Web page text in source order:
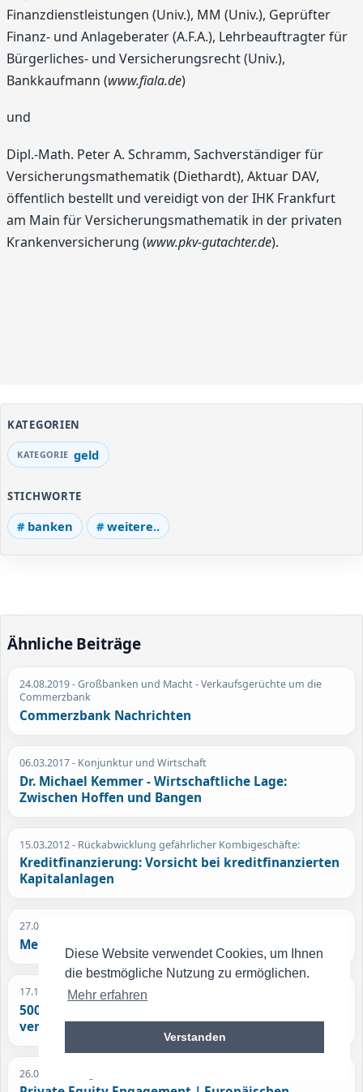
Diese Website verwendet Cookies, um Ihnen
die bestmögliche Nutzung zu ermöglichen.
Mehr erfahren
Verstanden
Finanzdienstleistungen (Univ.), MM (Univ.), Geprüfter
Finanz- und Anlageberater (A.F.A.), Lehrbeauftragter für
Bürgerliches- und Versicherungsrecht (Univ.),
Bankkaufmann (www.fiala.de)
und
Dipl.-Math. Peter A. Schramm, Sachverständiger für
Versicherungsmathematik (Diethardt), Aktuar DAV,
öffentlich bestellt und vereidigt von der IHK Frankfurt
am Main für Versicherungsmathematik in der privaten
Krankenversicherung (www.pkv-gutachter.de).
KATEGORIEN
geld
STICHWORTE
banken weitere..
Ähnliche Beiträge
24.08.2019- Großbanken und Macht - Verkaufsgerüchte um die
Commerzbank
Commerzbank Nachrichten
06.03.2017- Konjunktur und Wirtschaft
Dr. Michael Kemmer - Wirtschaftliche Lage:
Zwischen Hoffen und Bangen
15.03.2012- Rückabwicklung gefährlicher Kombigeschäfte:
Kreditfinanzierung: Vorsicht bei kreditfinanzierten
Kapitalanlagen
27.04.2010
Merkel macht Druck auf Griechenland
17.10.2008- Eilgesetz soll Samstag in Kraft treten
500-Milliarden-Euro-Paket für Banken
verabschiedet
26.01.2012